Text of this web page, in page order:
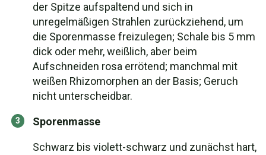
der Spitze aufspaltend und sich in
unregelmäßigen Strahlen zurückziehend, um
die Sporenmasse freizulegen; Schale bis 5 mm
dick oder mehr, weißlich, aber beim
Aufschneiden rosa errötend; manchmal mit
weißen Rhizomorphen an der Basis; Geruch
nicht unterscheidbar.
Sporenmasse
Schwarz bis violett-schwarz und zunächst hart,